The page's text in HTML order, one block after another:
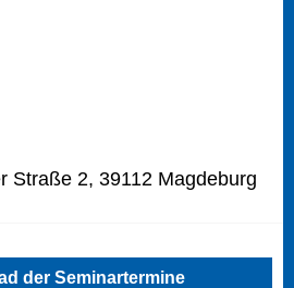
Straße 2, 39112 Magdeburg
der Seminartermine